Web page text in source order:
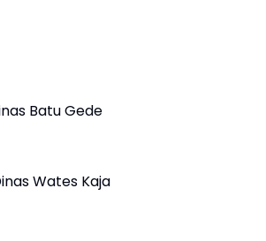
Batu Gede
Wates Kaja